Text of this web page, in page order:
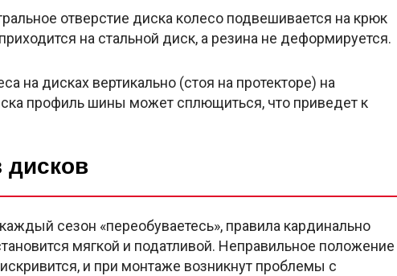
отверстие диска колесо подвешивается на крюк
на стальной диск, а резина не деформируется.
на дисках вертикально (стоя на протекторе) на
профиль шины может сплющиться, что приведет к
дисков
сезон «переобуваетесь», правила кардинально
мягкой и податливой. Неправильное положение
и при монтаже возникнут проблемы с